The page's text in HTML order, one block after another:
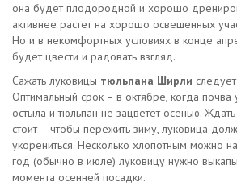
она будет плодородной и хорошо
активнее растет на хорошо освещенных
Но и в некомфортных условиях в конце
будет цвести и радовать взгляд.
Сажать луковицы тюльпана Ширли
Оптимальный срок – в октябре, когда почва
остыла и тюльпан не зацветет осенью.
стоит – чтобы пережить зиму, луковица
укорениться. Несколько хлопотным можно
год (обычно в июле) луковицу нужно
момента осенней посадки.